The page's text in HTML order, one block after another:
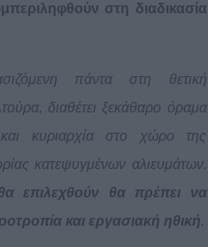
στη διαδικασία
πάντα στη θετική
διαθέτει ξεκάθαρο όραμα
κυριαρχία στο χώρο της
κατεψυγμένων αλιευμάτων.
επιλεχθούν θα πρέπει να
και εργασιακή ηθική.